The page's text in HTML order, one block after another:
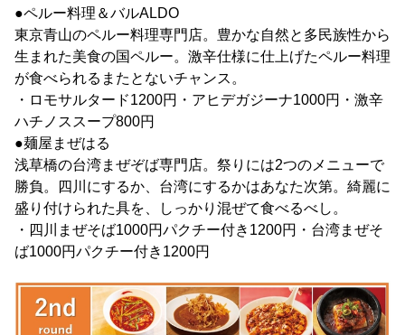
●ペルー料理＆バルALDO
東京青山のペルー料理専門店。豊かな自然と多民族性から
生まれた美食の国ペルー。激辛仕様に仕上げたペルー料理
が食べられるまたとないチャンス。
・ロモサルタード1200円・アヒデガジーナ1000円・激辛
ハチノススープ800円
●麺屋まぜはる
浅草橋の台湾まぜぞば専門店。祭りには2つのメニューで
勝負。四川にするか、台湾にするかはあなた次第。綺麗に
盛り付けられた具を、しっかり混ぜて食べるべし。
・四川まぜそば1000円パクチー付き1200円・台湾まぜそ
ば1000円パクチー付き1200円